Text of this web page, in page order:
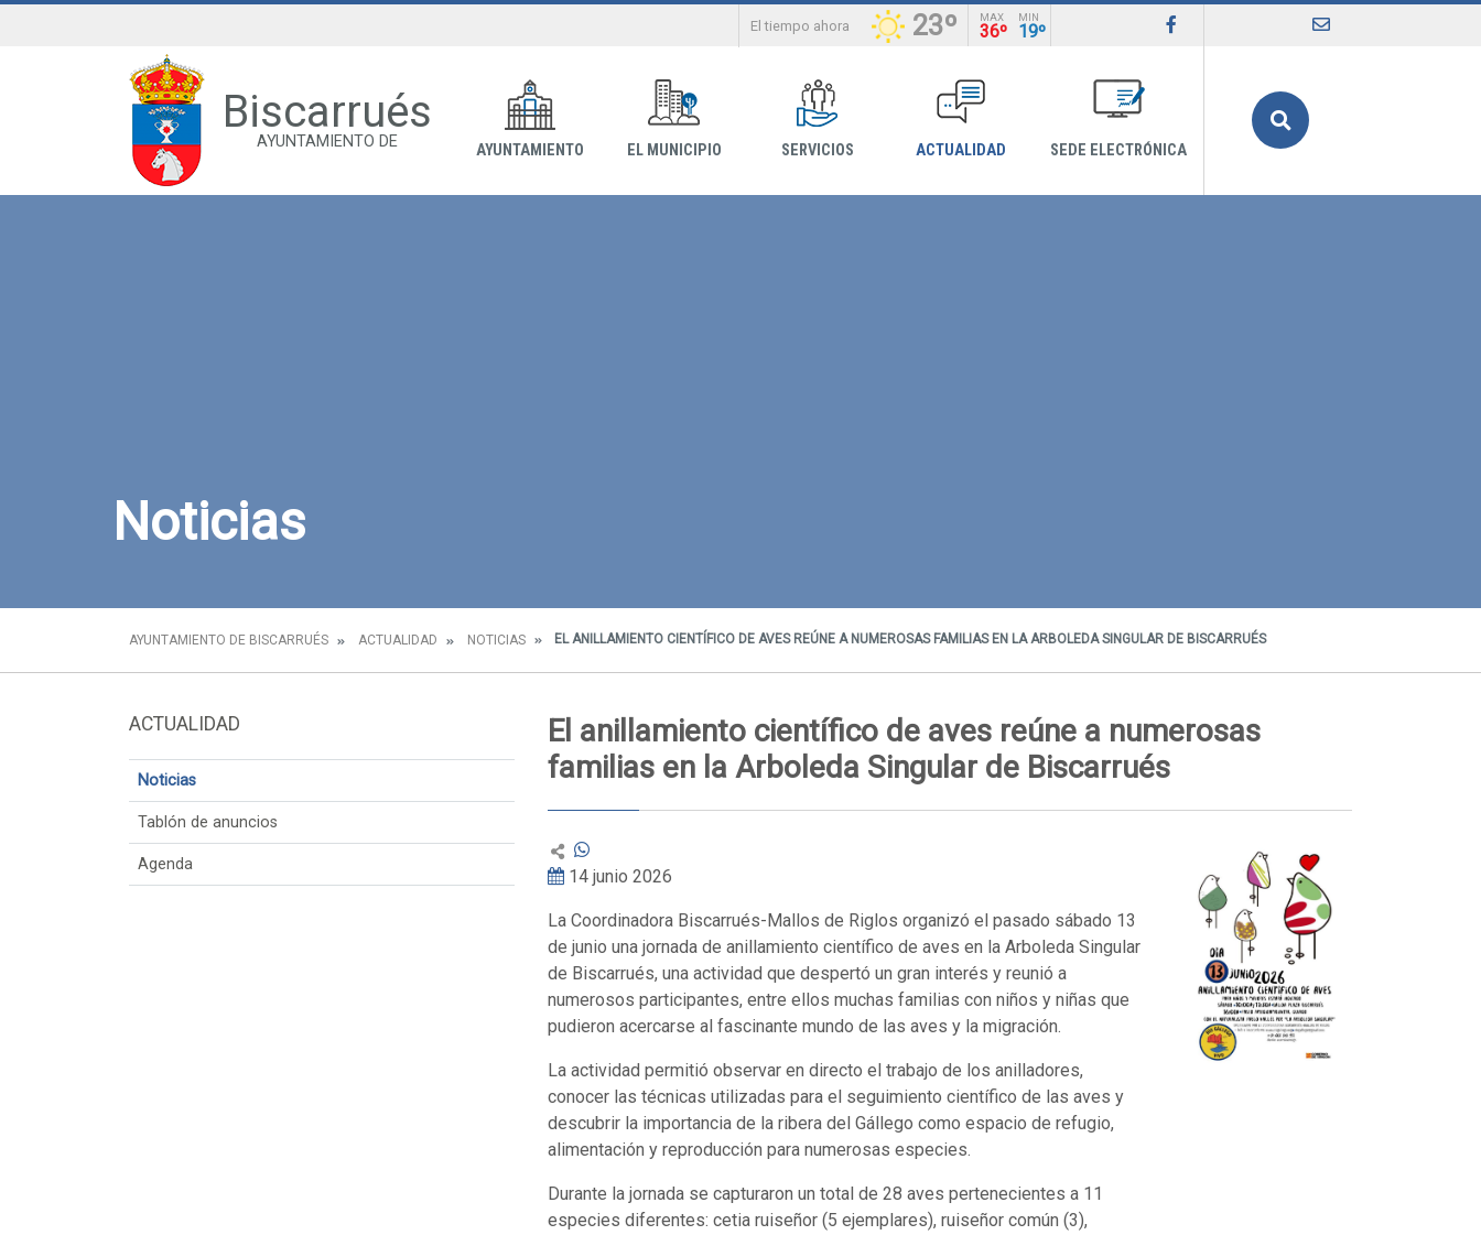
El tiempo ahora 23º MAX
36º
MIN
19º
Biscarrués
AYUNTAMIENTO DE AYUNTAMIENTO EL MUNICIPIO SERVICIOS ACTUALIDAD SEDE ELECTRÓNICA
Noticias
AYUNTAMIENTO DE BISCARRUÉS ACTUALIDAD NOTICIAS EL ANILLAMIENTO CIENTÍFICO DE AVES REÚNE A NUMEROSAS FAMILIAS EN LA ARBOLEDA SINGULAR DE BISCARRUÉS
ACTUALIDAD
Noticias
Tablón de anuncios
Agenda
El anillamiento científico de aves reúne a numerosas
familias en la Arboleda Singular de Biscarrués
14 junio 2026
La Coordinadora Biscarrués-Mallos de Riglos organizó el pasado sábado 13
de junio una jornada de anillamiento científico de aves en la Arboleda Singular
de Biscarrués, una actividad que despertó un gran interés y reunió a
numerosos participantes, entre ellos muchas familias con niños y niñas que
pudieron acercarse al fascinante mundo de las aves y la migración.
La actividad permitió observar en directo el trabajo de los anilladores,
conocer las técnicas utilizadas para el seguimiento científico de las aves y
descubrir la importancia de la ribera del Gállego como espacio de refugio,
alimentación y reproducción para numerosas especies.
Durante la jornada se capturaron un total de 28 aves pertenecientes a 11
especies diferentes: cetia ruiseñor (5 ejemplares), ruiseñor común (3),